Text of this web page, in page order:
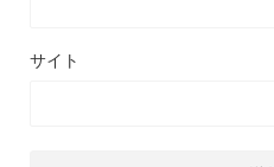
サイト